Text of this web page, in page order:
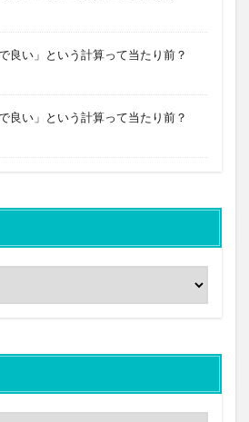
良い」という計算って当たり前？
良い」という計算って当たり前？